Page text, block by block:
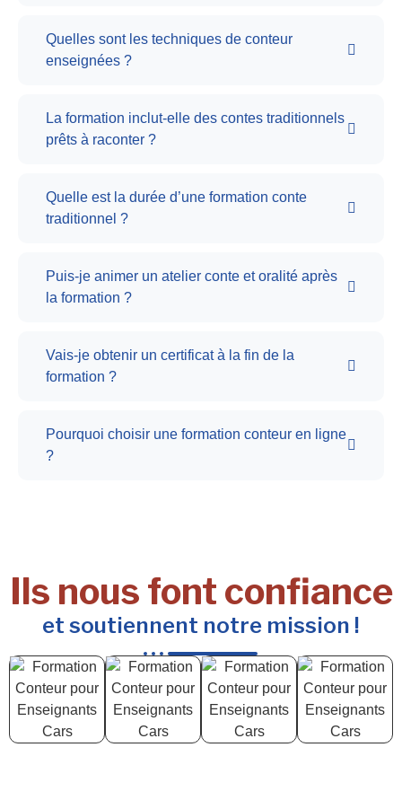
Quelles sont les techniques de conteur
enseignées ?
La formation inclut-elle des contes traditionnels
prêts à raconter ?
Quelle est la durée d’une formation conte
traditionnel ?
Puis-je animer un atelier conte et oralité après
la formation ?
Vais-je obtenir un certificat à la fin de la
formation ?
Pourquoi choisir une formation conteur en ligne
?
Ils nous font confiance
et soutiennent notre mission !